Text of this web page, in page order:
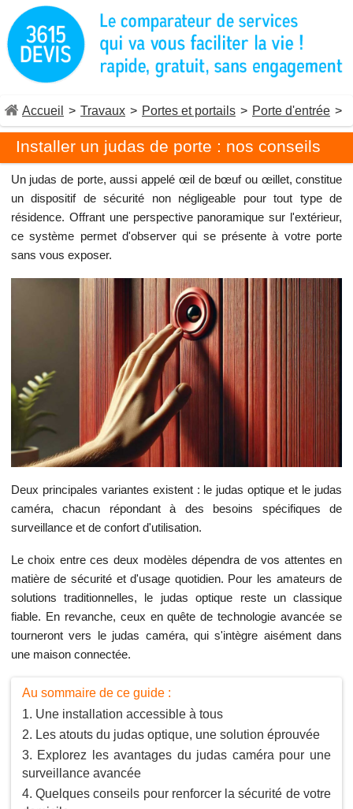
Accueil > Travaux > Portes et portails > Porte d'entrée >
Installer un judas de porte : nos conseils
Un judas de porte, aussi appelé œil de bœuf ou œillet, constitue
un dispositif de sécurité non négligeable pour tout type de
résidence. Offrant une perspective panoramique sur l'extérieur,
ce système permet d'observer qui se présente à votre porte
sans vous exposer.
Deux principales variantes existent : le judas optique et le judas
caméra, chacun répondant à des besoins spécifiques de
surveillance et de confort d'utilisation.
Le choix entre ces deux modèles dépendra de vos attentes en
matière de sécurité et d'usage quotidien. Pour les amateurs de
solutions traditionnelles, le judas optique reste un classique
fiable. En revanche, ceux en quête de technologie avancée se
tourneront vers le judas caméra, qui s'intègre aisément dans
une maison connectée.
Au sommaire de ce guide :
Une installation accessible à tous
Les atouts du judas optique, une solution éprouvée
Explorez les avantages du judas caméra pour une
surveillance avancée
Quelques conseils pour renforcer la sécurité de votre